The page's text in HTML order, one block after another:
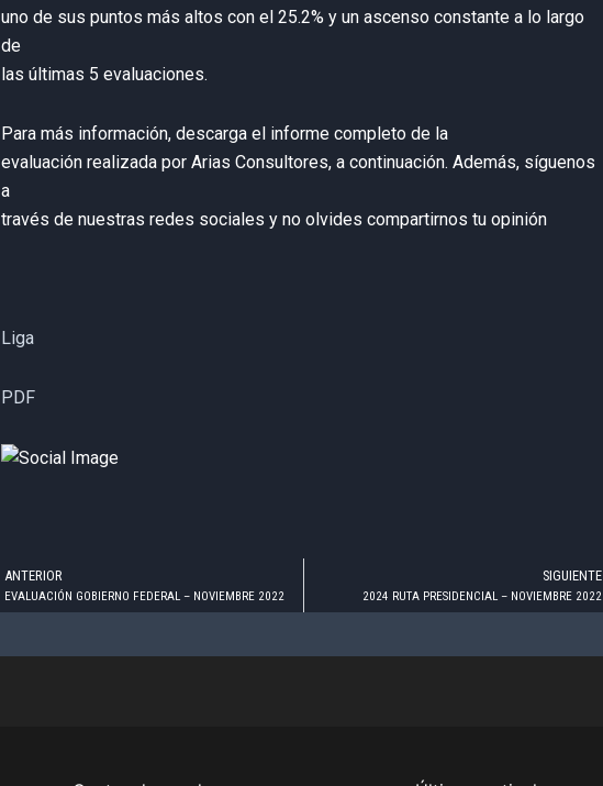
uno de sus puntos más altos con el 25.2% y un ascenso constante a lo largo
de
las últimas 5 evaluaciones.
Para más información, descarga el informe completo de la
evaluación realizada por Arias Consultores, a continuación. Además, síguenos
a
través de nuestras redes sociales y no olvides compartirnos tu opinión
Liga
PDF
Prev
ANTERIOR
EVALUACIÓN GOBIERNO FEDERAL – NOVIEMBRE 2022
SIGUIENTE
2024 RUTA PRESIDENCIAL – NOVIEMBRE 2022